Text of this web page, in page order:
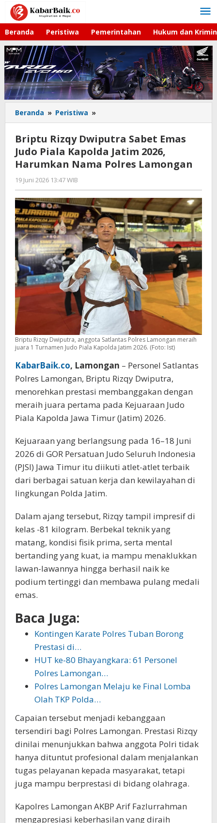
Lewati
konten
Beranda Peristiwa Pemerintahan Hukum dan
Beranda » Peristiwa »
Rizqy
Sabet
Emas
Judo
2026,
Harumkan
Nama
Polres
Lamongan
Briptu Rizqy Dwiputra Sabet Emas
Judo Piala Kapolda Jatim 2026,
Harumkan Nama Polres Lamongan
19 Juni 2026 13:47 WIB
Andika
DP
Briptu Rizqy Dwiputra, anggota Satlantas Polres Lamongan meraih
juara 1 Turnamen Judo Piala Kapolda Jatim 2026. (Foto: Ist)
KabarBaik.co, Lamongan – Personel Satlantas
Polres Lamongan, Briptu Rizqy Dwiputra,
menorehkan prestasi membanggakan dengan
meraih juara pertama pada Kejuaraan Judo
Piala Kapolda Jawa Timur (Jatim) 2026.
Kejuaraan yang berlangsung pada 16–18 Juni
2026 di GOR Persatuan Judo Seluruh Indonesia
(PJSI) Jawa Timur itu diikuti atlet-atlet terbaik
dari berbagai satuan kerja dan kewilayahan di
lingkungan Polda Jatim.
Dalam ajang tersebut, Rizqy tampil impresif di
kelas -81 kilogram. Berbekal teknik yang
matang, kondisi fisik prima, serta mental
bertanding yang kuat, ia mampu menaklukkan
lawan-lawannya hingga berhasil naik ke
podium tertinggi dan membawa pulang medali
emas.
Baca Juga:
Kontingen Karate Polres Tuban Borong
Prestasi di…
HUT ke-80 Bhayangkara: 61 Personel
Polres Lamongan…
Polres Lamongan Melaju ke Final Lomba
Olah TKP Polda…
Capaian tersebut menjadi kebanggaan
tersendiri bagi Polres Lamongan. Prestasi Rizqy
dinilai menunjukkan bahwa anggota Polri tidak
hanya dituntut profesional dalam menjalankan
tugas pelayanan kepada masyarakat, tetapi
juga mampu berprestasi di bidang olahraga.
Kapolres Lamongan AKBP Arif Fazlurrahman
mengapresiasi keberhasilan yang diraih